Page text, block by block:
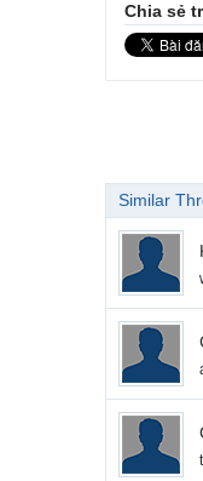
Chia sẻ
Similar